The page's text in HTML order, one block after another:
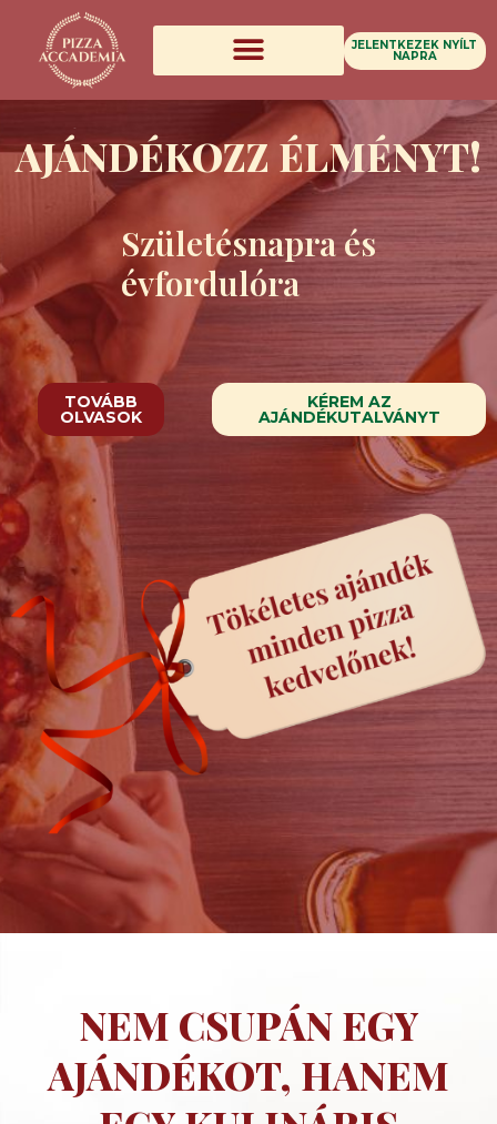
content
JELENTKEZEK NYÍLT
NAPRA
AJÁNDÉKOZZ ÉLMÉNYT!
Születésnapra és
évfordulóra
TOVÁBB
OLVASOK
KÉREM AZ
AJÁNDÉKUTALVÁNYT
NEM CSUPÁN EGY
AJÁNDÉKOT, HANEM